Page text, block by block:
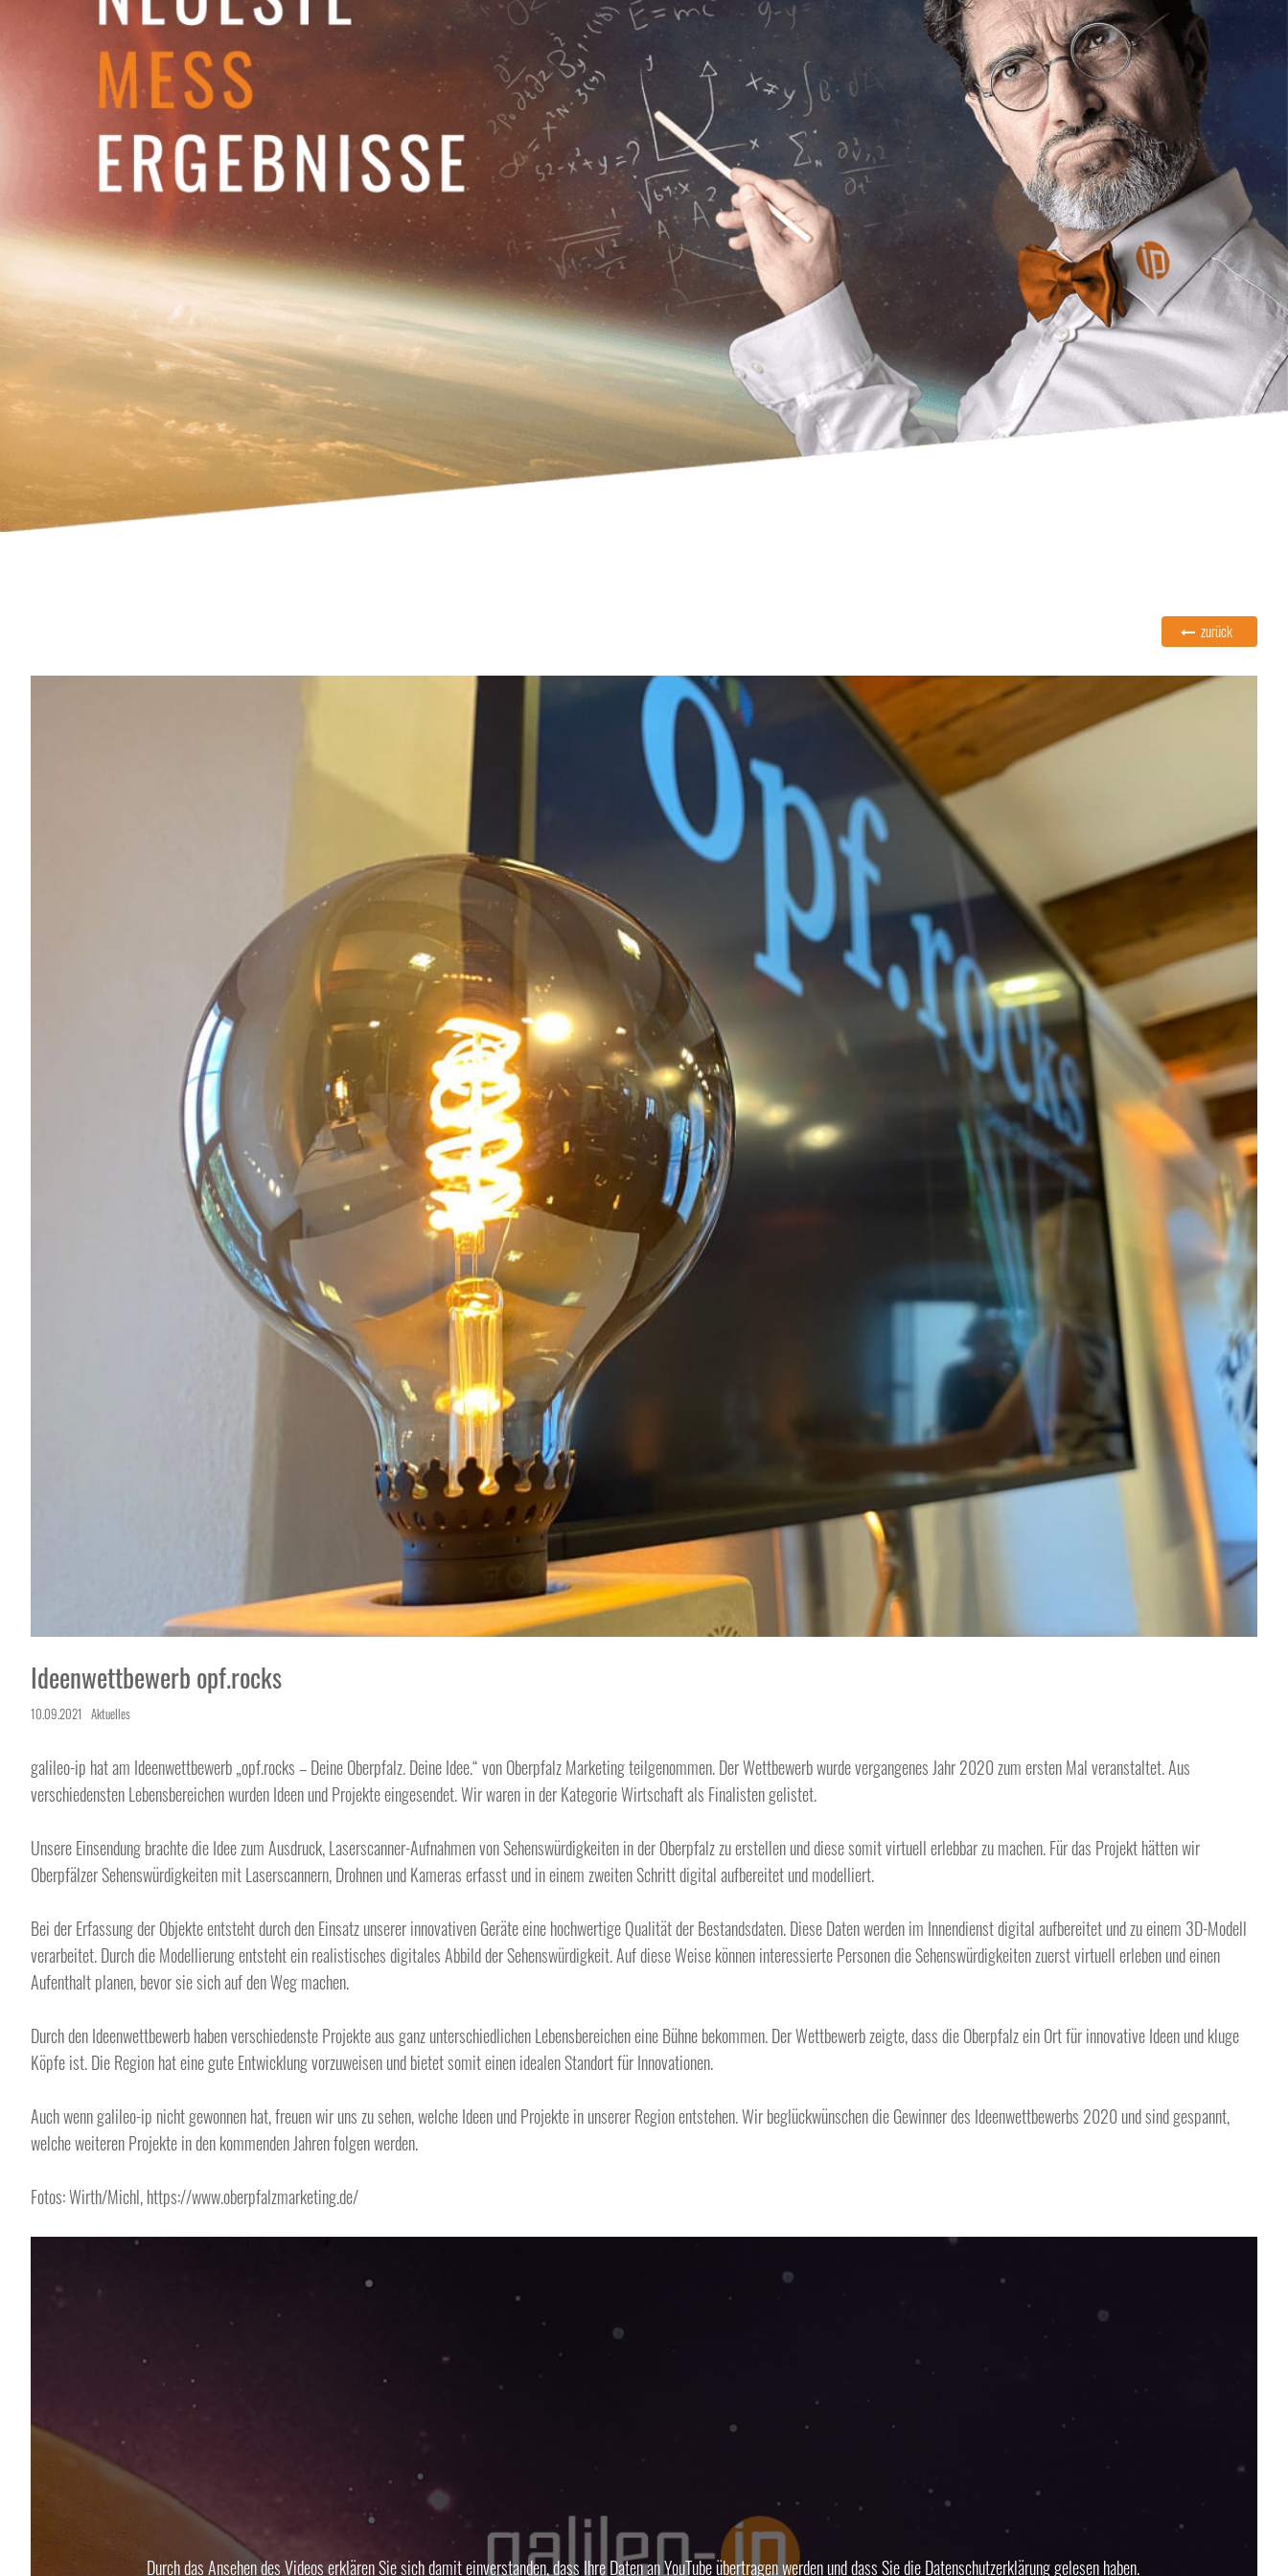
zurück
Ideenwettbewerb opf.rocks
10.09.2021 Aktuelles
galileo-ip hat am Ideenwettbewerb „opf.rocks – Deine Oberpfalz. Deine Idee.“ von Oberpfalz Marketing teilgenommen. Der Wettbewerb wurde vergangenes Jahr 2020 zum ersten Mal veranstaltet. Aus
verschiedensten Lebensbereichen wurden Ideen und Projekte eingesendet. Wir waren in der Kategorie Wirtschaft als Finalisten gelistet.
Unsere Einsendung brachte die Idee zum Ausdruck, Laserscanner-Aufnahmen von Sehenswürdigkeiten in der Oberpfalz zu erstellen und diese somit virtuell erlebbar zu machen. Für das Projekt hätten wir
Oberpfälzer Sehenswürdigkeiten mit Laserscannern, Drohnen und Kameras erfasst und in einem zweiten Schritt digital aufbereitet und modelliert.
Bei der Erfassung der Objekte entsteht durch den Einsatz unserer innovativen Geräte eine hochwertige Qualität der Bestandsdaten. Diese Daten werden im Innendienst digital aufbereitet und zu einem 3D-Modell
verarbeitet. Durch die Modellierung entsteht ein realistisches digitales Abbild der Sehenswürdigkeit. Auf diese Weise können interessierte Personen die Sehenswürdigkeiten zuerst virtuell erleben und einen
Aufenthalt planen, bevor sie sich auf den Weg machen.
Durch den Ideenwettbewerb haben verschiedenste Projekte aus ganz unterschiedlichen Lebensbereichen eine Bühne bekommen. Der Wettbewerb zeigte, dass die Oberpfalz ein Ort für innovative Ideen und kluge
Köpfe ist. Die Region hat eine gute Entwicklung vorzuweisen und bietet somit einen idealen Standort für Innovationen.
Auch wenn galileo-ip nicht gewonnen hat, freuen wir uns zu sehen, welche Ideen und Projekte in unserer Region entstehen. Wir beglückwünschen die Gewinner des Ideenwettbewerbs 2020 und sind gespannt,
welche weiteren Projekte in den kommenden Jahren folgen werden.
Fotos: Wirth/Michl, https://www.oberpfalzmarketing.de/
Durch das Ansehen des Videos erklären Sie sich damit einverstanden, dass Ihre Daten an YouTube übertragen werden und dass Sie die Datenschutzerklärung gelesen haben.